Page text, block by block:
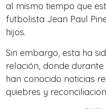
al mismo tiempo que
futbolista Jean Paul
hijos.
Sin embargo, esta ha
relación, donde
han conocido noticias
quiebres y